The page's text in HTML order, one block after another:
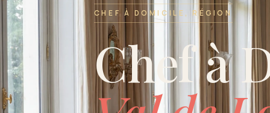
Sommellerie & accords
Chef à domicile entreprise
Voir les tarifs→
CHEF À DOMICILE, RÉGION
Chef à